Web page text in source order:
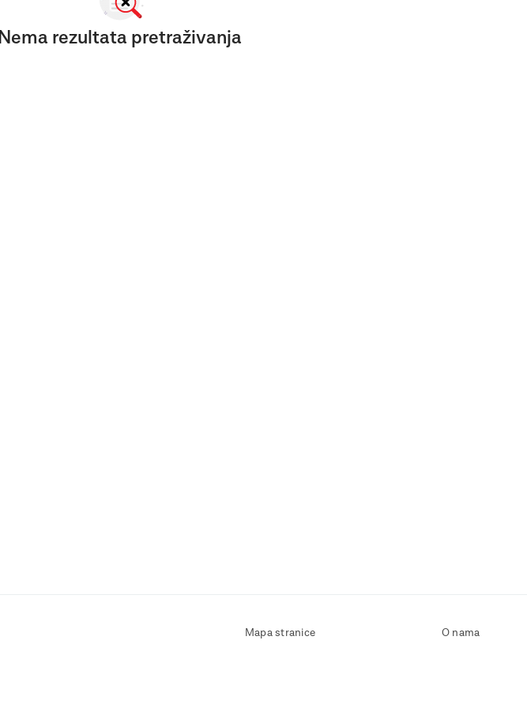
Nema rezultata pretraživanja
Mapa stranice
O nama